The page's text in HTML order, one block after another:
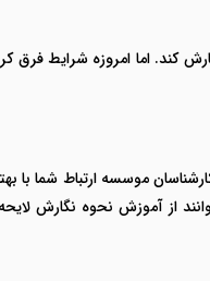
کند. اما امروزه شرایط
تلفنی تماس بگیرید. کارشناسان موسسه
از آموزش نحوه نگارش